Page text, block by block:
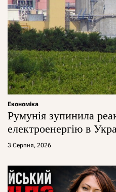
Економіка
Румунія зупинила
електроенергію в
3 Серпня, 2026